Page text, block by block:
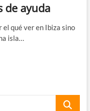
de ayuda
el qué ver en Ibiza sino
isla…
Buscar